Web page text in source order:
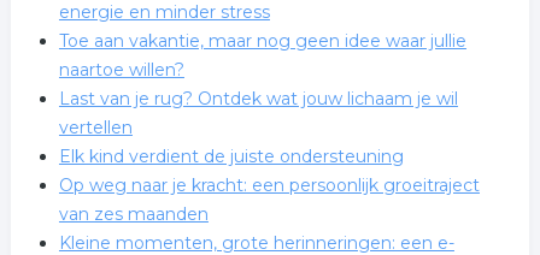
energie en minder stress
Toe aan vakantie, maar nog geen idee waar jullie
naartoe willen?
Last van je rug? Ontdek wat jouw lichaam je wil
vertellen
Elk kind verdient de juiste ondersteuning
Op weg naar je kracht: een persoonlijk groeitraject
van zes maanden
Kleine momenten, grote herinneringen: een e-